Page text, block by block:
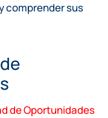
comprender sus
de Oportunidades